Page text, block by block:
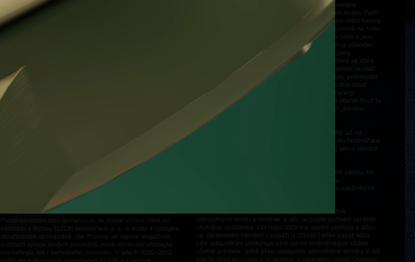
Jan Prokop
Neposedné tvrdohlavé dítě, které toužilo být
designérem, pilotem Formule 1, ale jak se později ukázalo,
největší osobnostní předpoklady měl pro vše, co souvisí
Prodávat drobné produkty spotřební povahy mu nepřišlo
hodné jeho talentu. A protože byl posedlý velkými
a významnými věcmi, nemohl nepřijmout nabídku svého
tehdejšího profesora Michala Konečného, aby se stal
makléřem tzv. přímých obchodů s akciemi v jeho nově
po kuponové privatizaci začal hledat další výzvu a vzpomněl si
na slova svého učitele z průmyslovky. Ten říkal: „Kluci, dělejte
v životě jen to, co vás baví. Když mě poslechnete, budete ve
svém oboru nejlepší a nebudete mít nikdy nouzi o práci!“ A tak
Jan Prokop v roce 1997 oprášil své dětské sny a spolu
s Michalem Jelínkem založil firmu Creative Services, s. r. o.,
orientovanou na průmyslový design, obchodní činnost
a poradenské služby spojené s rozvojem obchodu
s netradičními komoditami.
Prostřednictvím této společnosti se dostal v roce 1998 do
kontaktu s firmou ELTON hodinářská, a. s., a došlo k zahájení
dlouhodobé spolupráce. Jan Prokop se nejvíce angažoval
v oblasti vývoje nových produktů, nové obchodní strategie,
marketingu, ale i samotného obchodu. V letech 2000–2012
patřil mezi akcionáře společnosti ELTON a z pozice
Mistr hodinář, člověk nadmíru povolaný
v otázkách nejen klasických hodinek, ale i věžních hodin. Patří
mezi málo těch, kteří se o dochované mechanické věžní hodiny
pravidelně starají. Hodiny umístěné na secesní budově na rohu
Václavského náměstí vyrobila firma Heinz v roce 1840 a jsou
charakteristické dřevěným kyvadlem. Stroj hodin je původní.
Jedinou modernizací prošel způsob natahování pera
pohánějícího soukolí. Byl přidán elektromotor, který se stará
o dotažení péra v pravidelných intervalech. Vzhledem ke stáří
stroje je nutné provádět jeho pravidelnou kontrolu, promazání
a seřízení. Jenom díky takové péči ho ještě nepotkal osud
bezpočtu jiných hodin, které již byly dávno nahrazeny
elektrickými. Právě díky těmto zkušenostem měl Martin Brož tu
správnou kvalifikaci pro dříve zmiňovaný projekt „pivního
orloje“.
Pražský rodák Martin Brož byl hodinkami posedlý už od
dětství, a tak jeho cesty nemohly vést jinam než do hodinářské
školy v Polné u Jihlavy. Právě tam začal snít svůj sen o výrobě
Doslova ho fascinovaly složité věci v hodinářském oboru, ke
kterým měl možnost se zblízka dostat při školou
organizovaném zájezdu do Švýcarska na výstavu ojedinělých
Po dokončení školy se zabýval opravami převážně
starožitných hodin a hodinek a učil se podle potřeby vyrábět
chybějící součástky. Od roku 2002 má vlastní obchod a dílnu
na Václavském náměstí v pasáži U Stýblů (dříve pasáž Alfa),
kde zákazníkům poskytuje plný servis hodinářských služeb
včetně prodeje. Ještě před zahájením samostatné výroby si šel
Martin Brož pro rady k praktikovi a váženému učiteli Otomaru